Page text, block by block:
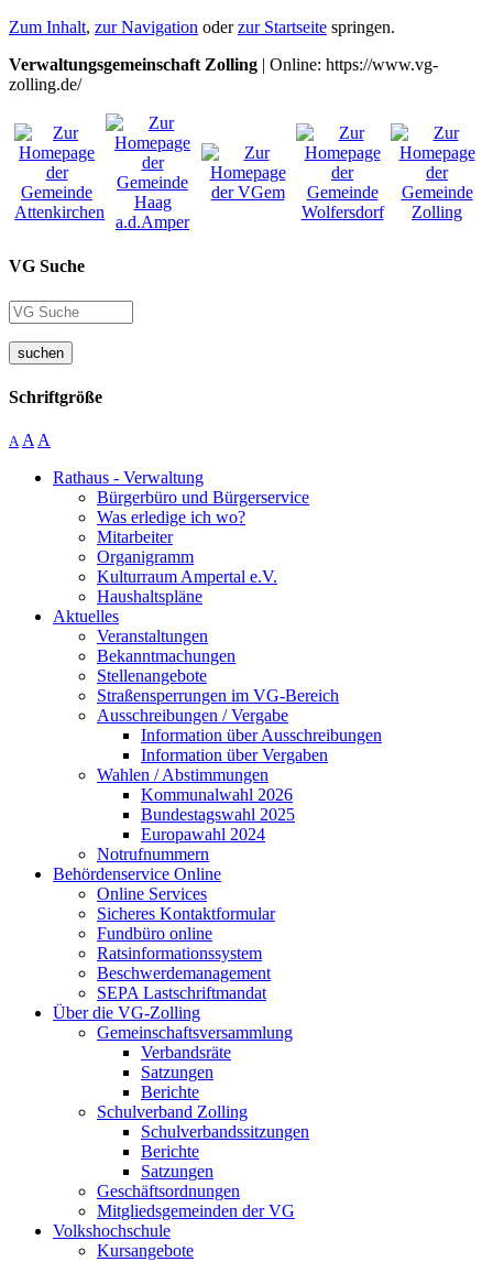
Zum Inhalt, zur Navigation oderzur Startseite springen.
Verwaltungsgemeinschaft Zolling | Online: https://www.vg-
zolling.de/
VG Suche
suchen
Schriftgröße
A A A
Rathaus - Verwaltung
Bürgerbüro und Bürgerservice
Was erledige ich wo?
Mitarbeiter
Organigramm
Kulturraum Ampertal e.V.
Haushaltspläne
Aktuelles
Veranstaltungen
Bekanntmachungen
Stellenangebote
Straßensperrungen im VG-Bereich
Ausschreibungen / Vergabe
Information über Ausschreibungen
Information über Vergaben
Wahlen / Abstimmungen
Kommunalwahl 2026
Bundestagswahl 2025
Europawahl 2024
Notrufnummern
Behördenservice Online
Online Services
Sicheres Kontaktformular
Fundbüro online
Ratsinformationssystem
Beschwerdemanagement
SEPA Lastschriftmandat
Über die VG-Zolling
Gemeinschaftsversammlung
Verbandsräte
Satzungen
Berichte
Schulverband Zolling
Schulverbandssitzungen
Berichte
Satzungen
Geschäftsordnungen
Mitgliedsgemeinden der VG
Volkshochschule
Kursangebote